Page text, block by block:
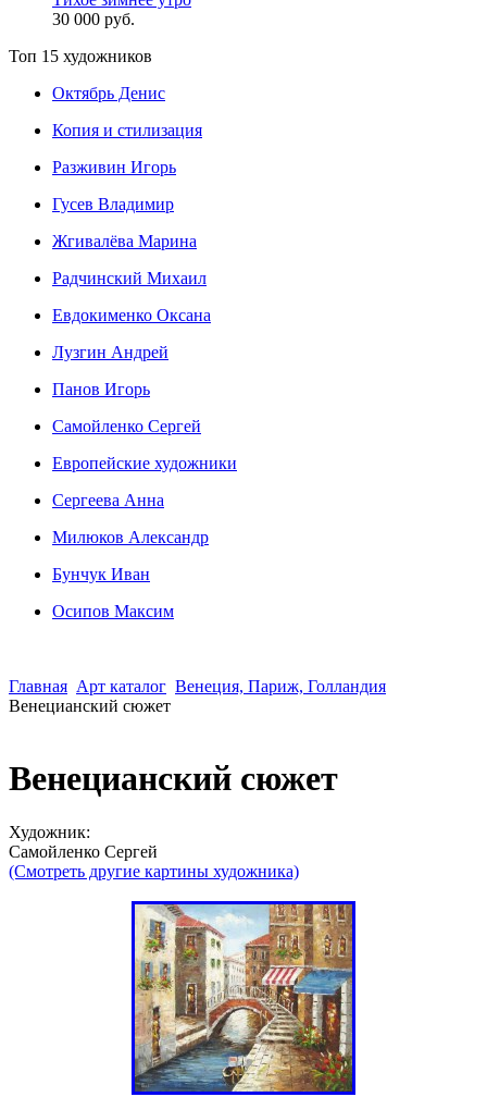
30 000 руб.
Топ 15 художников
Октябрь Денис
Копия и стилизация
Разживин Игорь
Гусев Владимир
Жгивалёва Марина
Радчинский Михаил
Евдокименко Оксана
Лузгин Андрей
Панов Игорь
Сaмoйленко Сергей
Европейские художники
Сергеева Анна
Милюков Александр
Бунчук Иван
Осипoв Максим
Главная Арт каталог Венеция, Париж, Голландия
Венецианский сюжет
Венецианский сюжет
Художник:
Сaмoйленко Сергей
(Смотреть другие картины художника)